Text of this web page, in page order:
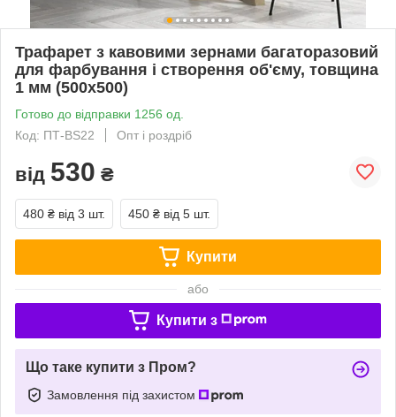
Трафарет з кавовими зернами багаторазовий
для фарбування і створення об'єму, товщина
1 мм (500х500)
Готово до відправки 1256 од.
Код: ПТ-BS22
Опт і роздріб
від 530 ₴
480 ₴ від 3 шт. 450 ₴ від 5 шт.
Купити
або
Купити з
Що таке купити з Пром?
Замовлення під захистом